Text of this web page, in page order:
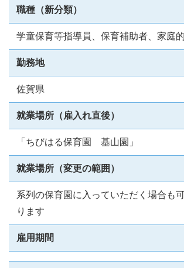
職種（新分類）
学童保育等指導員、保育補助者、家庭
勤務地
佐賀県
就業場所（雇入れ直後）
「ちびはる保育園 基山園」
就業場所（変更の範囲）
系列の保育園に入っていただく場合も
ります
雇用期間